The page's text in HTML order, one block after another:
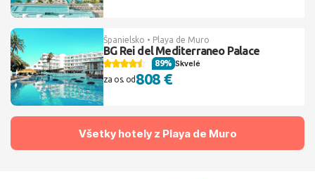
Španielsko • Playa de Muro
BG Rei del Mediterraneo Palace
Skvelé
89%
za os. od 808 €
Všetky hotely z Playa de Muro